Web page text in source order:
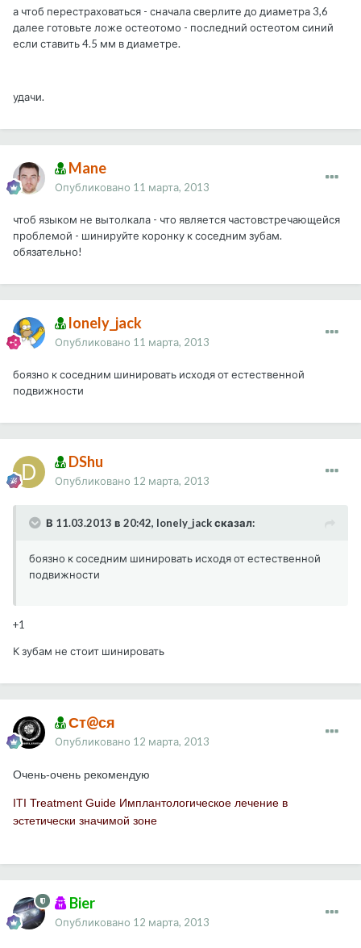
а чтоб перестраховаться - сначала сверлите до диаметра 3,6
далее готовьте ложе остеотомо - последний остеотом синий
если ставить 4.5 мм в диаметре.
удачи.
Mane
Опубликовано 11 марта, 2013
чтоб языком не вытолкала - что является частовстречающейся
проблемой - шинируйте коронку к соседним зубам.
обязательно!
lonely_jack
Опубликовано 11 марта, 2013
боязно к соседним шинировать исходя от естественной
подвижности
DShu
Опубликовано 12 марта, 2013
В 11.03.2013 в 20:42, lonely_jack сказал:
боязно к соседним шинировать исходя от естественной
подвижности
+1
К зубам не стоит шинировать
Ст@ся
Опубликовано 12 марта, 2013
Очень-очень рекомендую
ITI Treatment Guide Имплантологическое лечение в
эстетически значимой зоне
Bier
Опубликовано 12 марта, 2013